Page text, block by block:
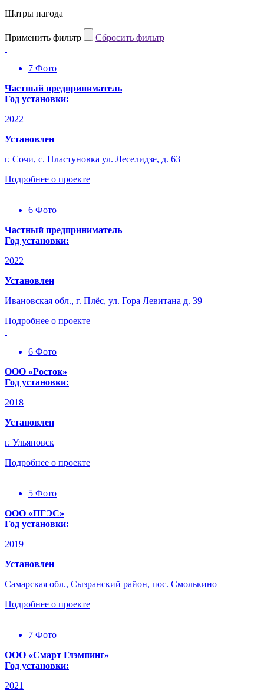
Шатры пагода
Применить фильтр Cбросить фильтр
7 Фото
Частный предприниматель
Год установки:
2022
Установлен
г. Сочи, с. Пластуновка ул. Леселидзе, д. 63
Подробнее о проекте
6 Фото
Частный предприниматель
Год установки:
2022
Установлен
Ивановская обл., г. Плёс, ул. Гора Левитана д. 39
Подробнее о проекте
6 Фото
ООО «Росток»
Год установки:
2018
Установлен
г. Ульяновск
Подробнее о проекте
5 Фото
ООО «ПГЭС»
Год установки:
2019
Установлен
Самарская обл., Сызранский район, пос. Смолькино
Подробнее о проекте
7 Фото
ООО «Смарт Глэмпинг»
Год установки:
2021